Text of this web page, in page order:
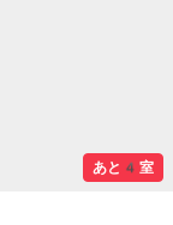
あと4室